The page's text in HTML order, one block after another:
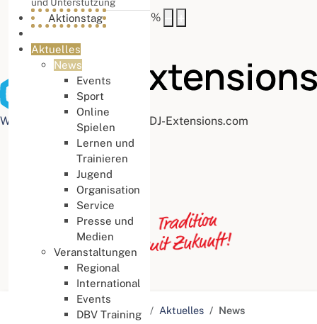
Buchstabenabstand
%
Web Accessibility plugin by DJ-Extensions.com
Aktionstag
Aktuelles
News
Events
Sport
Online
Spielen
Lernen und
Trainieren
Jugend
Organisation
Service
Presse und
Medien
Veranstaltungen
Regional
International
Events
DBV Training
Aktuelle Seite: Startseite Aktuelles News